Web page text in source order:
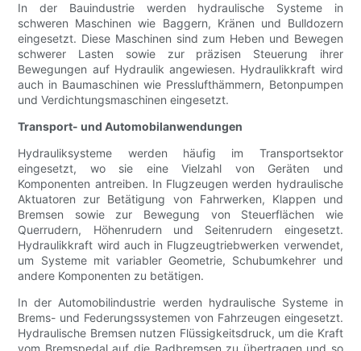
In der Bauindustrie werden hydraulische Systeme in
schweren Maschinen wie Baggern, Kränen und Bulldozern
eingesetzt. Diese Maschinen sind zum Heben und Bewegen
schwerer Lasten sowie zur präzisen Steuerung ihrer
Bewegungen auf Hydraulik angewiesen. Hydraulikkraft wird
auch in Baumaschinen wie Presslufthämmern, Betonpumpen
und Verdichtungsmaschinen eingesetzt.
Transport- und Automobilanwendungen
Hydrauliksysteme werden häufig im Transportsektor
eingesetzt, wo sie eine Vielzahl von Geräten und
Komponenten antreiben. In Flugzeugen werden hydraulische
Aktuatoren zur Betätigung von Fahrwerken, Klappen und
Bremsen sowie zur Bewegung von Steuerflächen wie
Querrudern, Höhenrudern und Seitenrudern eingesetzt.
Hydraulikkraft wird auch in Flugzeugtriebwerken verwendet,
um Systeme mit variabler Geometrie, Schubumkehrer und
andere Komponenten zu betätigen.
In der Automobilindustrie werden hydraulische Systeme in
Brems- und Federungssystemen von Fahrzeugen eingesetzt.
Hydraulische Bremsen nutzen Flüssigkeitsdruck, um die Kraft